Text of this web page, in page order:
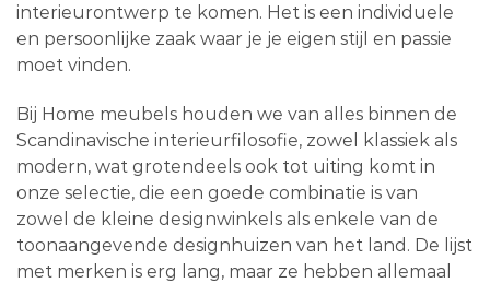
interieurontwerp te komen. Het is een individuele
en persoonlijke zaak waar je je eigen stijl en passie
moet vinden.
Bij Home meubels houden we van alles binnen de
Scandinavische interieurfilosofie, zowel klassiek als
modern, wat grotendeels ook tot uiting komt in
onze selectie, die een goede combinatie is van
zowel de kleine designwinkels als enkele van de
toonaangevende designhuizen van het land. De lijst
met merken is erg lang, maar ze hebben allemaal